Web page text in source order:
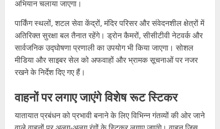
अभियान चलाया जाएगा।
पार्किंग स्थलों, शटल सेवा केंद्रों, मंदिर परिसर और संवेदनशील क्षेत्रों में
अतिरिक्त सुरक्षा बल तैनात रहेंगे। ड्रोन कैमरों, सीसीटीवी नेटवर्क और
सार्वजनिक उद्घोषणा प्रणाली का उपयोग भी किया जाएगा। सोशल
मीडिया और साइबर सेल को अफवाहों और भ्रामक सूचनाओं पर नजर
रखने के निर्देश दिए गए हैं।
वाहनों पर लगाए जाएंगे विशेष रूट स्टिकर
यातायात प्रबंधन को प्रभावी बनाने के लिए विभिन्न गंतव्यों की ओर जाने